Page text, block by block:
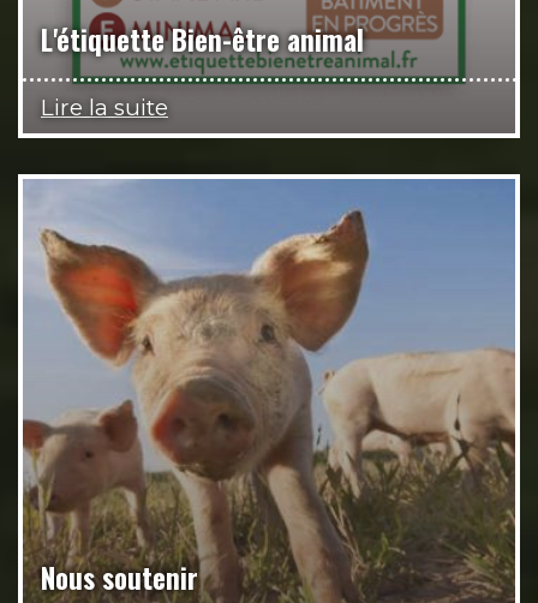
L'étiquette Bien-être animal
Lire la suite
Nous soutenir